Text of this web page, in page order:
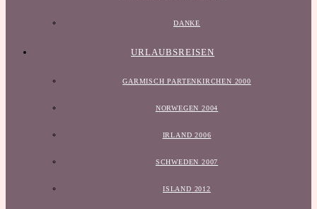
DANKE
URLAUBSREISEN
GARMISCH PARTENKIRCHEN 2000
NORWEGEN 2004
IRLAND 2006
SCHWEDEN 2007
ISLAND 2012